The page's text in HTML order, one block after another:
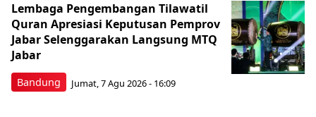
Bandung
Lembaga Pengembangan Tilawatil
Quran Apresiasi Keputusan Pemprov
Jabar Selenggarakan Langsung MTQ
Jabar
Jumat, 7 Agu 2026 - 16:09